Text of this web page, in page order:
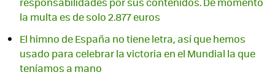
la multa es de solo 2.877 euros
El himno de España no tiene letra, así que hemos
usado para celebrar la victoria en el Mundial la que
teníamos a mano